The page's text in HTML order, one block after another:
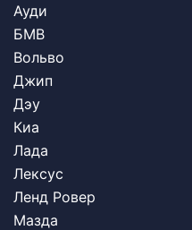
Ауди
БМВ
Вольво
Джип
Дэу
Киа
Лада
Лексус
Ленд Ровер
Мазда